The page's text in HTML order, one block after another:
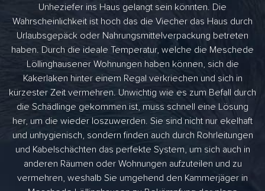
Unheziefer ins Haus gelangt sein könnten. Die
Wahrscheinlichkeit ist hoch das die Viecher das Haus durch
Urlaubsgepäck oder Nahrungsmittelverpackung betreten
haben. Durch die ideale Temperatur, welche die Meschede
Löllinghausener Wohnungen haben können, sich die
Kakerlaken hinter einem Regal verkriechen und sich in
kürzester Zeit vermehren. Unwichtig wie es zum Befall durch
die Schädlinge gekommen ist, muss schnell eine Lösung
her, um die wieder loszuwerden. Sie sind nicht nur ekelhaft
und unhygienisch, sondern finden auch durch Rohrleitungen
und Kabelschächten das perfekte System, um sich auch in
anderen Räumen oder Wohnungen aufzuteilen und zu
vermehren, weshalb Sie umgehend den Kammerjäger in